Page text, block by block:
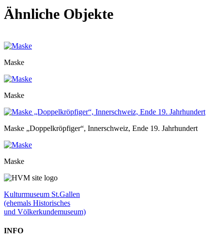
Ähnliche Objekte
Maske
Maske
Maske „Doppelkröpfiger“, Innerschweiz, Ende 19. Jahrhundert
Maske
Kulturmuseum St.Gallen
(ehemals Historisches
und Völkerkundemuseum)
INFO